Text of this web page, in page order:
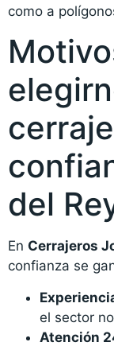
como a
del
En Cerrajeros
confianza se
el sector
Atención